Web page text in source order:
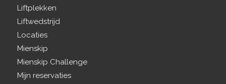
Liftplekken
Liftwedstrijd
Locaties
Mienskip
Mienskip Challenge
Mijn reservaties